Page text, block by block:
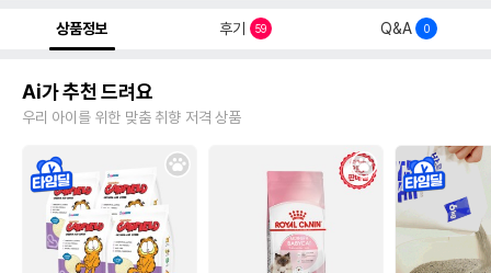
상품정보 후기 59 Q&A 0
Ai가 추천 드려요
우리 아이를 위한 맞춤 취향 저격 상품